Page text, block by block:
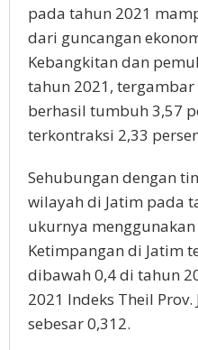
pada tahun 2021
dari guncangan
Kebangkitan dan
tahun 2021,
berhasil tumbuh 3,57
terkontraksi 2,33
Sehubungan dengan
wilayah di Jatim pada
ukurnya
Ketimpangan di Jatim
dibawah 0,4 di tahun
2021 Indeks Theil
sebesar 0,312.